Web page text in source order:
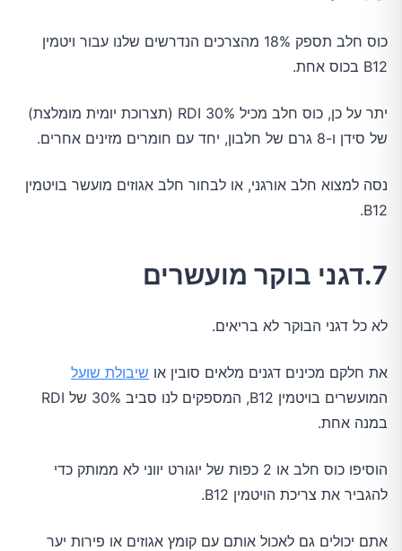
כוס חלב תספק 18% מהצרכים הנדרשים שלנו עבור ויטמין
B12 בכוס אחת.
יתר על כן, כוס חלב מכיל 30% RDI (תצרוכת יומית מומלצת)
של סידן ו-8 גרם של חלבון, יחד עם חומרים מזינים אחרים.
נסה למצוא חלב אורגני, או לבחור חלב אגוזים מועשר בויטמין
B12.
7.דגני בוקר מועשרים
לא כל דגני הבוקר לא בריאים.
את חלקם מכינים דגנים מלאים סובין או שיבולת שועל
המועשרים בויטמין B12, המספקים לנו סביב 30% של RDI
במנה אחת.
הוסיפו כוס חלב או 2 כפות של יוגורט יווני לא ממותק כדי
להגביר את צריכת הויטמין B12.
אתם יכולים גם לאכול אותם עם קומץ אגוזים או פירות יער